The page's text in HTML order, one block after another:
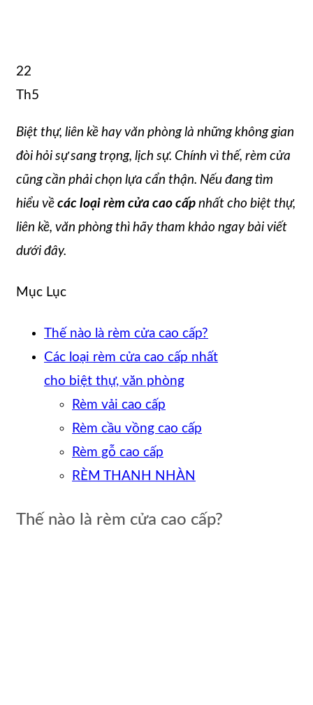
22
Th5
Biệt thự, liên kề hay văn phòng là những không gian
đòi hỏi sự sang trọng, lịch sự. Chính vì thế, rèm cửa
cũng cần phải chọn lựa cẩn thận. Nếu đang tìm
hiểu về các loại rèm cửa cao cấp nhất cho biệt thự,
liên kề, văn phòng thì hãy tham khảo ngay bài viết
dưới đây.
Mục Lục
Thế nào là rèm cửa cao cấp?
Các loại rèm cửa cao cấp nhất
cho biệt thự, văn phòng
Rèm vải cao cấp
Rèm cầu vồng cao cấp
Rèm gỗ cao cấp
RÈM THANH NHÀN
Thế nào là rèm cửa cao cấp?